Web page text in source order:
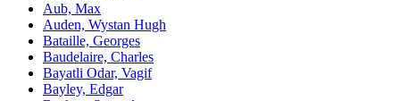
Aub, Max
Auden, Wystan Hugh
Bataille, Georges
Baudelaire, Charles
Bayatli Odar, Vagif
Bayley, Edgar